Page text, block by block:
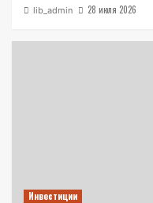
lib_admin 28 июля 2026
Инвестиции